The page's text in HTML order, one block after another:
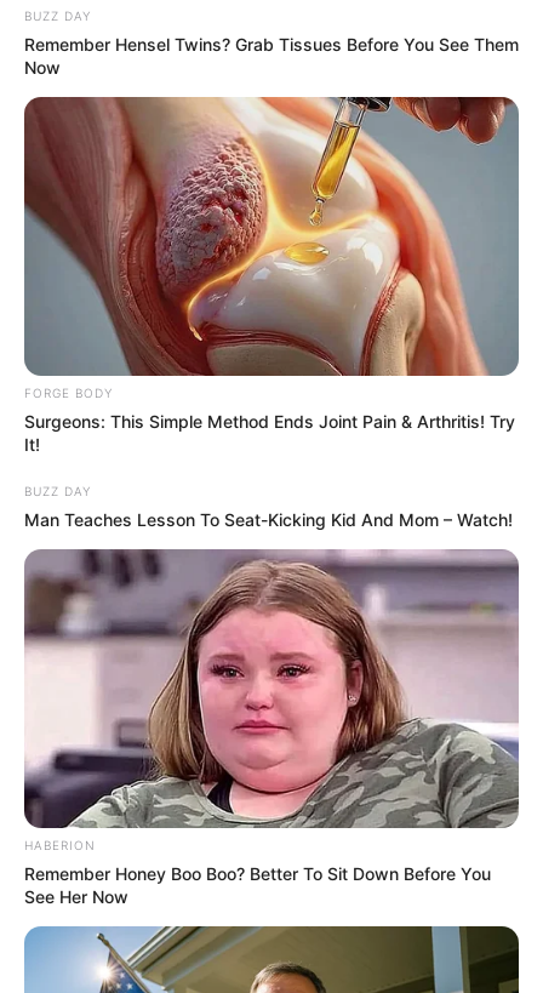
BRAINBERRIES
These Wedding Dance Moves Broke The Internet
BRAINBERRIES
Who Will Be the Next James Bond? Here's What We
Know So Far
BRAINBERRIES
BUZZ DAY
Remember Hensel Twins? Grab Tissues Before You See Them
Now
FORGE BODY
Surgeons: This Simple Method Ends Joint Pain & Arthritis! Try
It!
BUZZ DAY
Man Teaches Lesson To Seat-Kicking Kid And Mom – Watch!
HABERION
Remember Honey Boo Boo? Better To Sit Down Before You
See Her Now